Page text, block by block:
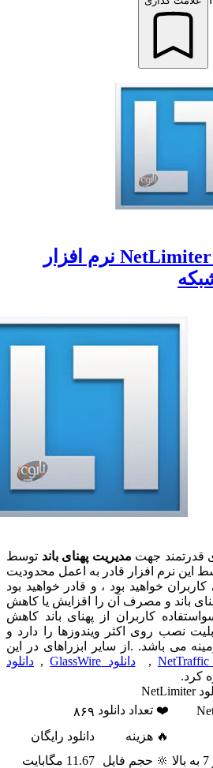
دانلود NetLimiter Pro 5.3.24 نرم افزار
جهتمدیریت پهنای باندتوسط
افزار قادر به اعمل محدودیت
خواهید بود ، و قادر خواهید بود
و مصرف آن را اقزایش یا کاهش
کاربران از پهنای باند کاهش
روی اکثر ویندوزها را دارد و
باشد. .از سایر ابزراهای در این
,دانلود GlassWire ,دانلود
❤️ تعداد دانلود ۸۶۹
🔥 هزینه
دانلود رایگان
🔆 حجم فایل 11.67 مگابایت